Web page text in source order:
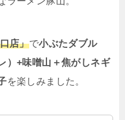
店」で小ぶたダブル
） +味噌山＋焦がしネギ
を楽しみました。